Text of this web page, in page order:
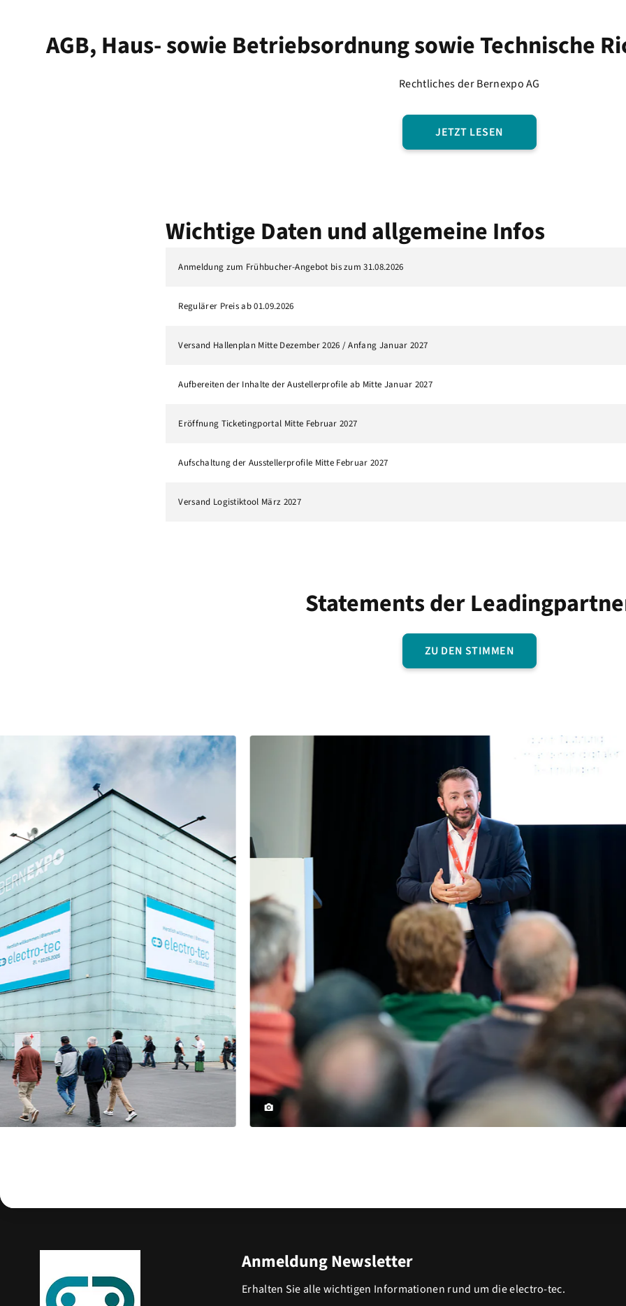
AGB, Haus- sowie Betriebsordnung sowie Technische
Rechtliches der Bernexpo AG
JETZT LESEN
Wichtige Daten und allgemeine Infos
Anmeldung zum Frühbucher-Angebot bis zum 31.08.2026
Regulärer Preis ab 01.09.2026
Versand Hallenplan Mitte Dezember 2026 / Anfang Januar 2027
Aufbereiten der Inhalte der Austellerprofile ab Mitte Januar 2027
Eröffnung Ticketingportal Mitte Februar 2027
Aufschaltung der Ausstellerprofile Mitte Februar 2027
Versand Logistiktool März 2027
Statements der
ZU DEN STIMMEN
Anmeldung Newsletter
Erhalten Sie alle wichtigen Informationen rund um die electro-tec.